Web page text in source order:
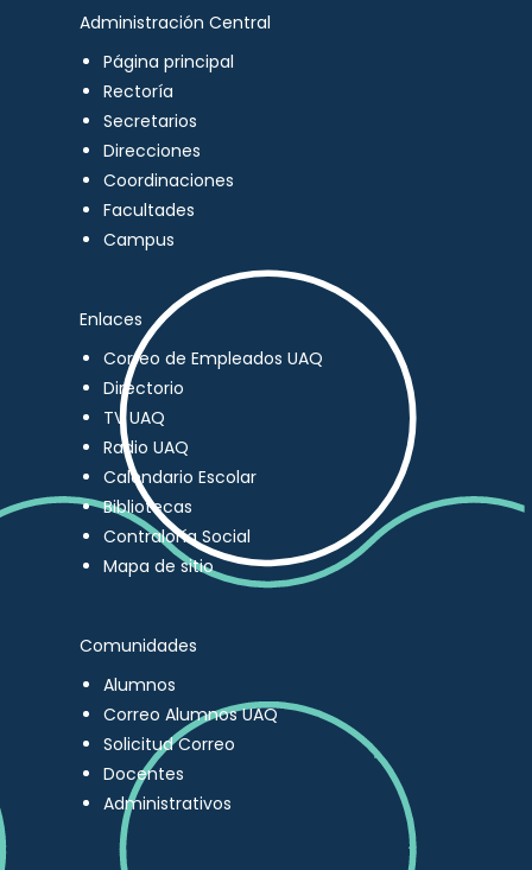
Administración Central
Página principal
Rectoría
Secretarios
Direcciones
Coordinaciones
Facultades
Campus
Enlaces
Correo de Empleados UAQ
Directorio
TV UAQ
Radio UAQ
Calendario Escolar
Bibliotecas
Contraloría Social
Mapa de sitio
Comunidades
Alumnos
Correo Alumnos UAQ
Solicitud Correo
Docentes
Administrativos